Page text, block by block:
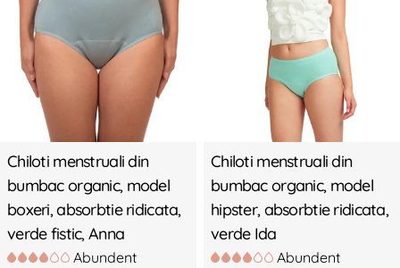
Chiloti menstruali din
bumbac organic, model
boxeri, absorbtie ridicata,
verde fistic, Anna
Abundent
Chiloti menstruali din
bumbac organic, model
hipster, absorbtie ridicata,
verde Ida
Abundent